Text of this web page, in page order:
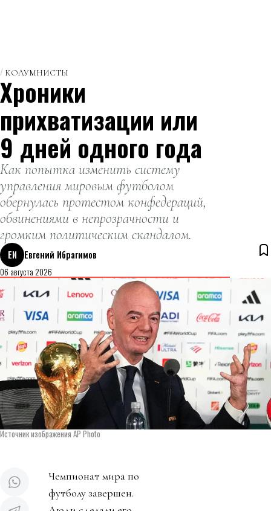
КОЛУМНИСТЫ
Хроники
прихватизации или
9 дней одного года
Как попытка изменить систему
управления мировым футболом
обернулась протестом конфедераций,
обвинениями в непрозрачности и
громким политическим скандалом.
ЕИ
Евгений Ибрагимов
06 августа 2026
Источник изображения AP Photo
Чемпионат мира по
футболу завершен.